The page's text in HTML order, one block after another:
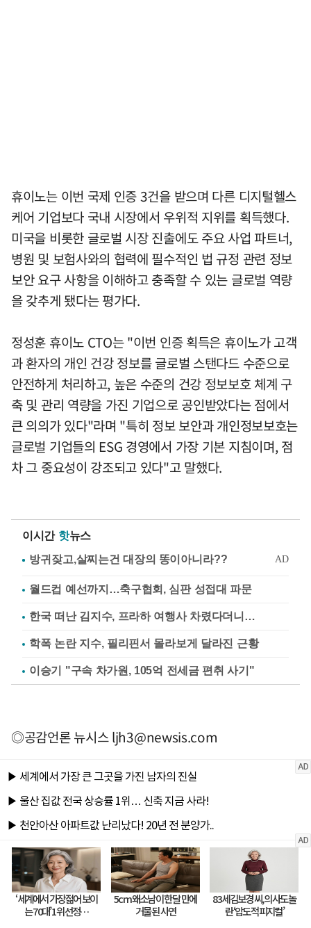
휴이노는 이번 국제 인증 3건을 받으며 다른 디지털헬스
케어 기업보다 국내 시장에서 우위적 지위를 획득했다.
미국을 비롯한 글로벌 시장 진출에도 주요 사업 파트너,
병원 및 보험사와의 협력에 필수적인 법 규정 관련 정보
보안 요구 사항을 이해하고 충족할 수 있는 글로벌 역량
을 갖추게 됐다는 평가다.
정성훈 휴이노 CTO는 "이번 인증 획득은 휴이노가 고객
과 환자의 개인 건강 정보를 글로벌 스탠다드 수준으로
안전하게 처리하고, 높은 수준의 건강 정보보호 체계 구
축 및 관리 역량을 가진 기업으로 공인받았다는 점에서
큰 의의가 있다"라며 "특히 정보 보안과 개인정보보호는
글로벌 기업들의 ESG 경영에서 가장 기본 지침이며, 점
차 그 중요성이 강조되고 있다"고 말했다.
이시간 핫뉴스
월드컵 예선까지…축구협회, 심판 성접대 파문
한국 떠난 김지수, 프라하 여행사 차렸다더니…
학폭 논란 지수, 필리핀서 몰라보게 달라진 근황
이승기 "구속 차가원, 105억 전세금 편취 사기"
◎공감언론 뉴시스ljh3@newsis.com